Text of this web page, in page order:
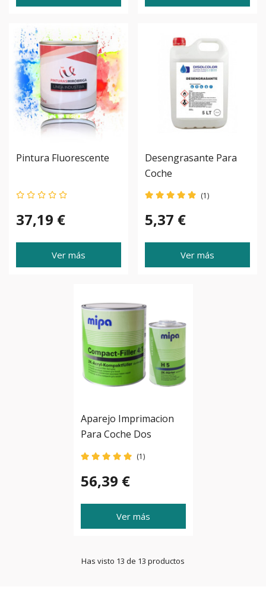
Pintura Fluorescente
37,19 €
Ver más
Desengrasante Para
Coche
(1)
5,37 €
Ver más
Aparejo Imprimacion
Para Coche Dos
Componentes 3L. + 1L.
(1)
56,39 €
Ver más
Has visto 13 de 13 productos